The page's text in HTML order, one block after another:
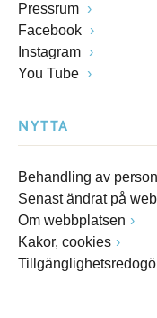
Pressrum
Facebook
Instagram
You Tube
NYTTA
Behandling av
Senast ändrat på
Om webbplatsen
Kakor, cookies